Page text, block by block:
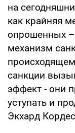
на
как крайняя
опрошенных –
механизм
санкции
эффект - они
уступать и
Экхард